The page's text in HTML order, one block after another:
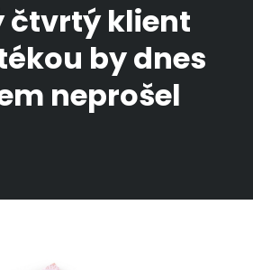
čtvrtý klient
by dnes
neprošel